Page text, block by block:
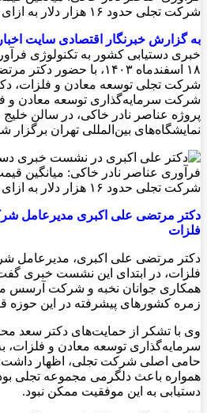
به گزارش خبرنگار اقتصادی سايت
خبری دستیابی کشور به تکنولوژی
۱۸ اسفندماه ۱۴۰۳، با
شرکت تجلی توسعه معادن و فلزات،
شرکت سرمایه‌گذاری توسعه معادن و
پروژه عناصر نادر خاکی، در سالن
نمایشگاه‌های بین‌المللی تهران برگزار
دکتر مرتضی علی اکبری مدیرعامل
فلزات
دکتر مرتضی علی اکبری، مدیرعامل
فلزات، در ابتدای این نشست خبری
همکاری جوانان نخبه و شرکت آرسس
زمره کشورهای پیشرفته در این حوزه
وی با تشکر از حمایت‌های دکتر سعد
سرمایه‌گذاری توسعه معادن و فلزات،
حامی اصلی شرکت تجلی، اظهار
همواره باعث دلگرمی مجموعه تجلی
دستیابی به این موفقیت ممکن نبود.